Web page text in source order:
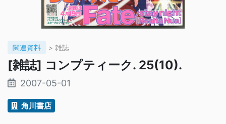
関連資料 > 雑誌
[雑誌] コンプティーク. 25(10).
2007-05-01
角川書店